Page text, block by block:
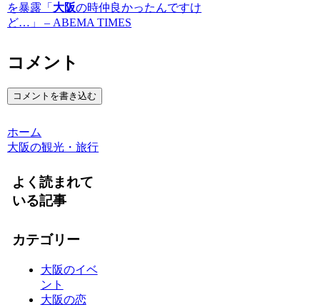
を暴露「 大阪の時仲良かったんですけ
ど…」 – ABEMA TIMES
コメント
コメントを書き込む
ホーム
大阪の観光・旅行
よく読まれて
いる記事
カテゴリー
大阪のイベ
ント
大阪の恋